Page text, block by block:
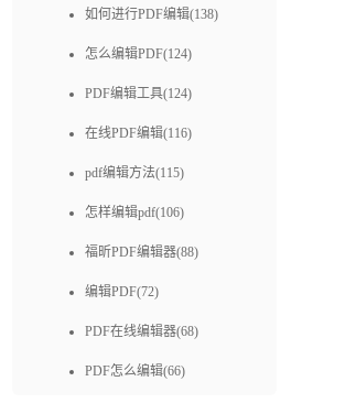
如何进行PDF编辑(138)
怎么编辑PDF(124)
PDF编辑工具(124)
在线PDF编辑(116)
pdf编辑方法(115)
怎样编辑pdf(106)
福昕PDF编辑器(88)
编辑PDF(72)
PDF在线编辑器(68)
PDF怎么编辑(66)